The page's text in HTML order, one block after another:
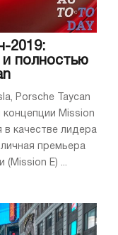
2019:
и полностью
Porsche Taycan
концепции Mission
в качестве лидера
премьера
(Mission E) ...